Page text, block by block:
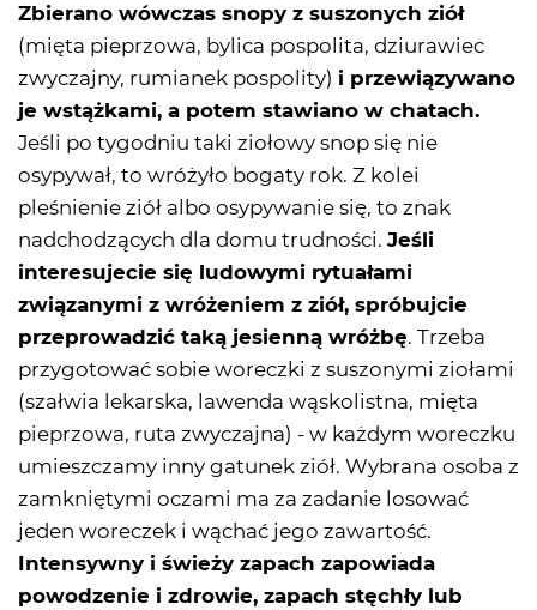
Zbierano wówczas snopy z suszonych ziół
(mięta pieprzowa, bylica pospolita, dziurawiec
zwyczajny, rumianek pospolity) i przewiązywano
je wstążkami, a potem stawiano w chatach.
Jeśli po tygodniu taki ziołowy snop się nie
osypywał, to wróżyło bogaty rok. Z kolei
pleśnienie ziół albo osypywanie się, to znak
nadchodzących dla domu trudności. Jeśli
interesujecie się ludowymi rytuałami
związanymi z wróżeniem z ziół, spróbujcie
przeprowadzić taką jesienną wróżbę. Trzeba
przygotować sobie woreczki z suszonymi ziołami
(szałwia lekarska, lawenda wąskolistna, mięta
pieprzowa, ruta zwyczajna) - w każdym woreczku
umieszczamy inny gatunek ziół. Wybrana osoba z
zamkniętymi oczami ma za zadanie losować
jeden woreczek i wąchać jego zawartość.
Intensywny i świeży zapach zapowiada
powodzenie i zdrowie, zapach stęchły lub